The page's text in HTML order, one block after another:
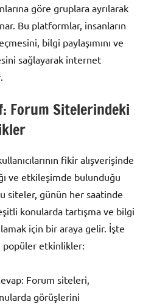
göre gruplara ayrılarak
Bu platformlar, insanların
bilgi paylaşımını ve
sağlayarak internet
Forum Sitelerindeki
fikir alışverişinde
ve etkileşimde bulunduğu
siteler, günün her saatinde
konularda tartışma ve bilgi
için bir araya gelir. İşte
etkinlikler:
Forum siteleri,
görüşlerini